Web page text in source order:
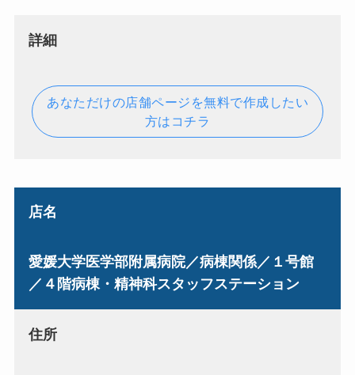
詳細
あなただけの店舗ページを無料で作成したい
方はコチラ
店名
愛媛大学医学部附属病院／病棟関係／１号館
／４階病棟・精神科スタッフステーション
住所